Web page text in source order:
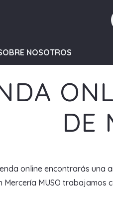
NOSOTROS
DE
online encontrarás una
Mercería MUSO